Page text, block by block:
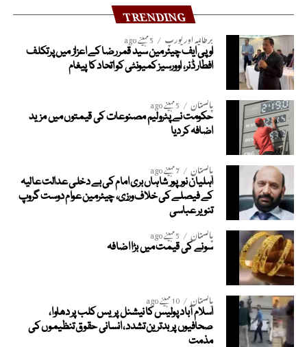
TRENDING
برطانیہ اور یورپ 5 مہینے ago
او پی ایف چیئرمین سید قمر رضا کے اعزاز میں پرتکلف
افطار ڈنر، اوورسیز کمیونٹی کو اتحاد کا پیغام
پاکستان 5 مہینے ago
حکومت نے پٹرولیم مصنوعات کی قیمتوں میں مزید
اضافہ کر دیا
پاکستان 7 مہینے ago
اہلیان نورپور شاہاں بری امام کی بے دخلی عدالت عالیہ
کے فیصلے کی خلاف ورزی، چیئرمین عوام دوست گروپ
تنویر عباسی
پاکستان 5 مہینے ago
سونے کی قیمت میں بڑا اضافہ
پاکستان 10 مہینے ago
اسلام آباد پولیس کا نیشنل پریس کلب پر دھاوا،
صحافیوں پر بدترین تشدد، انسانی حقوق تنظیموں کی
مذمت